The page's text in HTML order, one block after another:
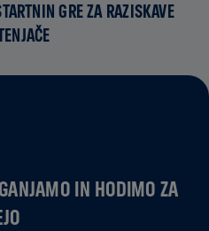
GRE ZA RAZISKAVE
IN HODIMO ZA